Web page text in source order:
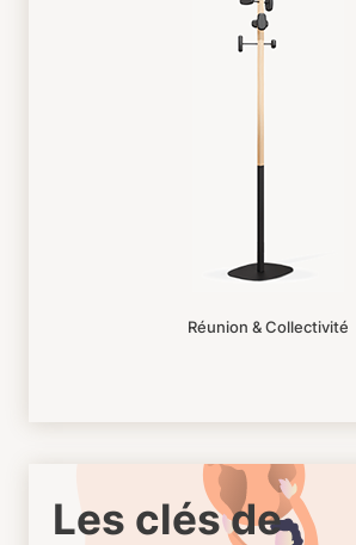
Réunion & Collectivité
Les clés de